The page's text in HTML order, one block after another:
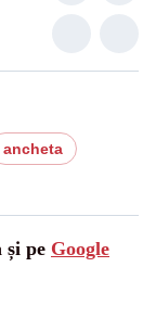
ancheta
și pe Google